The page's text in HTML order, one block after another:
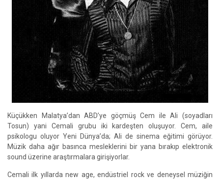
Küçükken Malatya’dan ABD’ye göçmüş Cem ile Ali (soyadları
Tosun) yani Cemali grubu iki kardeşten oluşuyor. Cem, aile
psikologu oluyor Yeni Dünya’da; Ali de sinema eğitimi görüyor.
Müzik daha ağır basınca mesleklerini bir yana bırakıp elektronik
sound üzerine araştırmalara girişiyorlar.
Cemali ilk yıllarda new age, endüstriel rock ve deneysel müziğin